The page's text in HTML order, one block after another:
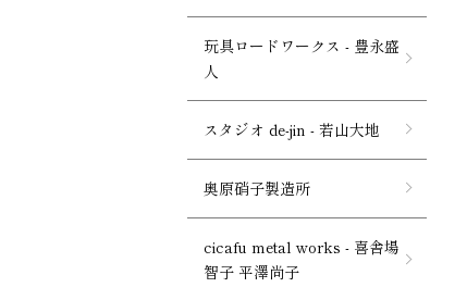
玩具ロードワークス - 豊永盛
人
スタジオ de-jin - 若山大地
奥原硝子製造所
cicafu metal works - 喜舎場
智子 平澤尚子